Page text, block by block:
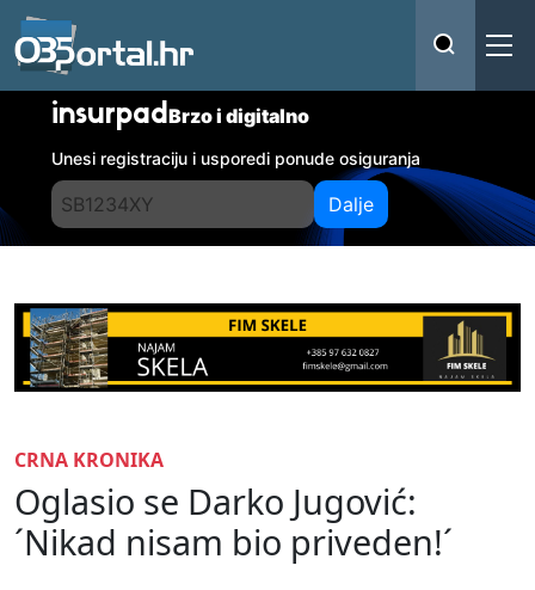
insurpadBrzo i digitalno
Unesi registraciju i usporedi ponude osiguranja
Dalje
CRNA KRONIKA
Oglasio se Darko Jugović:
´Nikad nisam bio priveden!´